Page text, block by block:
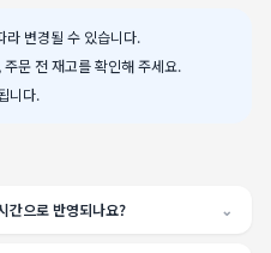
라 변경될 수 있습니다.
문 전 재고를 확인해 주세요.
니다.
간으로 반영되나요? ⌄